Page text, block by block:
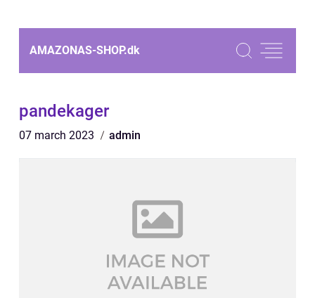
AMAZONAS-SHOP.dk
pandekager
07 march 2023 admin